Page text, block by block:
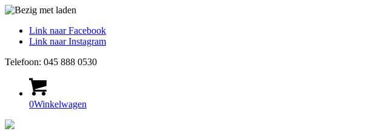
Link naar Facebook
Link naar Instagram
Telefoon: 045 888 0530
0Winkelwagen